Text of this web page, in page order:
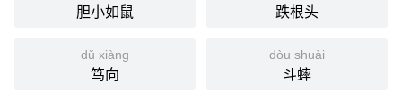
胆小如鼠 跌根头
dǔ xiàng
笃向
dòu shuài
斗蟀